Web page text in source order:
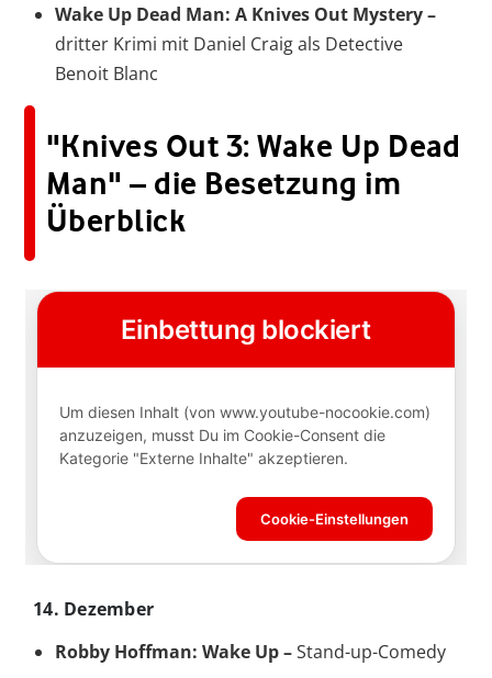
Wake Up Dead Man: A Knives Out Mystery –
dritter Krimi mit Daniel Craig als Detective
Benoit Blanc
"Knives Out 3: Wake Up Dead
Man" – die Besetzung im
Überblick
14. Dezember
Robby Hoffman: Wake Up –Stand-up-Comedy